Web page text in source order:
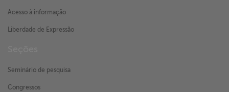
Acesso à informação
Liberdade de Expressão
Seminário de pesquisa
Congressos